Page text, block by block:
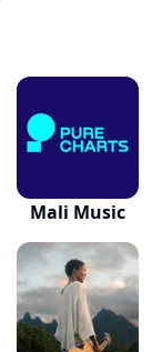
Mali Music